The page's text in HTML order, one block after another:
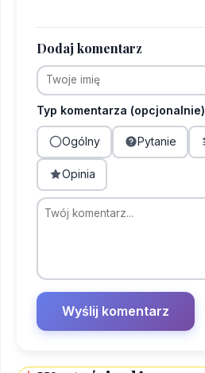
Dodaj komentarz
Typ komentarza (opcjonalnie)
Ogólny Pytanie
Opinia